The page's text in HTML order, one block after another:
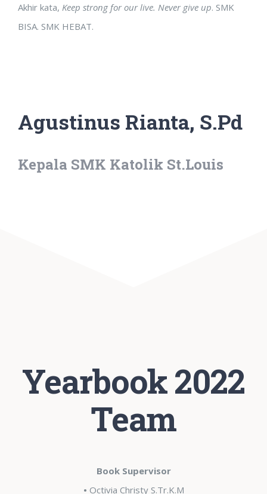
Akhir kata, Keep strong for our live. Never give up. SMK
BISA. SMK HEBAT.
Agustinus Rianta, S.Pd
Kepala SMK Katolik St.Louis
Yearbook 2022
Team
Book Supervisor
• Octivia Christy S.Tr.K.M